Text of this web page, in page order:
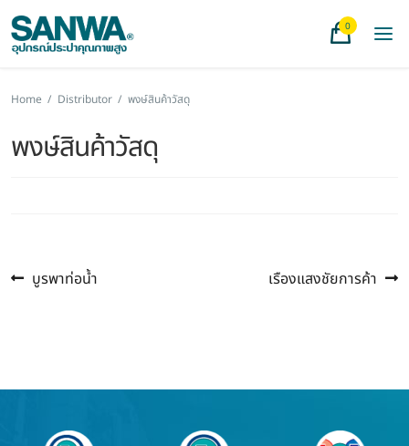
0
Home / Distributor / พงษ์สินค้าวัสดุ
พงษ์สินค้าวัสดุ
แนะแนว
Previous
บูรพาท่อน้ำ
Next
เรืองแสงชัยการค้า